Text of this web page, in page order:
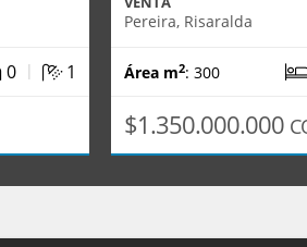
0 | 1
Pereira, Risaralda
Área m2: 300
$1.350.000.000